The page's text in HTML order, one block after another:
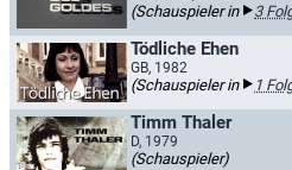
(Schauspieler in 3
Tödliche Ehen
GB, 1982
(Schauspieler in 1
Timm Thaler
D, 1979
(Schauspieler)